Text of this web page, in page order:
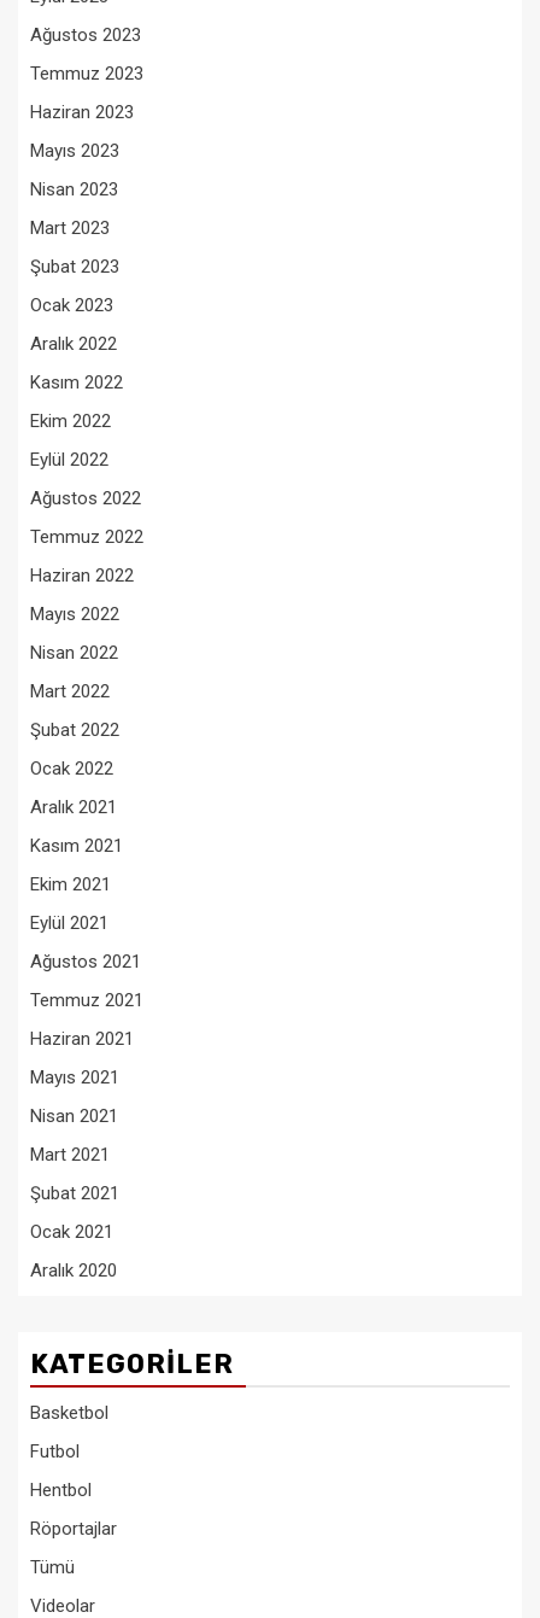
Ağustos 2023
Temmuz 2023
Haziran 2023
Mayıs 2023
Nisan 2023
Mart 2023
Şubat 2023
Ocak 2023
Aralık 2022
Kasım 2022
Ekim 2022
Eylül 2022
Ağustos 2022
Temmuz 2022
Haziran 2022
Mayıs 2022
Nisan 2022
Mart 2022
Şubat 2022
Ocak 2022
Aralık 2021
Kasım 2021
Ekim 2021
Eylül 2021
Ağustos 2021
Temmuz 2021
Haziran 2021
Mayıs 2021
Nisan 2021
Mart 2021
Şubat 2021
Ocak 2021
Aralık 2020
KATEGORILER
Basketbol
Futbol
Hentbol
Röportajlar
Tümü
Videolar